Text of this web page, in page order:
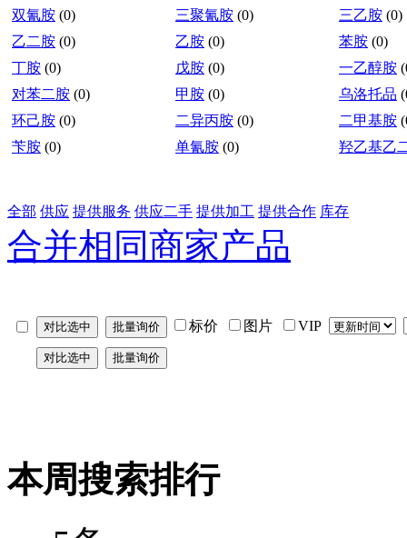
双氰胺 (0) 三聚氰胺 (0) 三乙胺 (0)
乙二胺 (0) 乙胺 (0) 苯胺 (0)
丁胺 (0) 戊胺 (0) 一乙醇胺
对苯二胺 (0) 甲胺 (0) 乌洛托品
环己胺 (0) 二异丙胺 (0) 二甲基胺
苄胺 (0) 单氰胺 (0) 羟乙基乙
全部 供应 提供服务 供应二手 提供加工 提供合作 库存
合并相同商家产品
标价 图片 VIP
本周搜索排行